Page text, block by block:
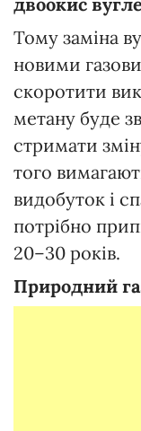
Тому заміна
новими
скоротити
метану буде
стримати
того
видобуток і
потрібно
20–30 років.
Природний